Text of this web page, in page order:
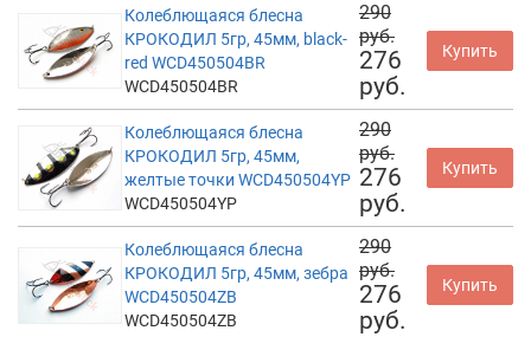
Колеблющаяся блесна
КРОКОДИЛ 5гр, 45мм, black-
red WCD450504BR
WCD450504BR
290
руб.
276
руб.
Купить
Колеблющаяся блесна
КРОКОДИЛ 5гр, 45мм,
желтые точки WCD450504YP
WCD450504YP
290
руб.
276
руб.
Купить
Колеблющаяся блесна
КРОКОДИЛ 5гр, 45мм, зебра
WCD450504ZB
WCD450504ZB
290
руб.
276
руб.
Купить